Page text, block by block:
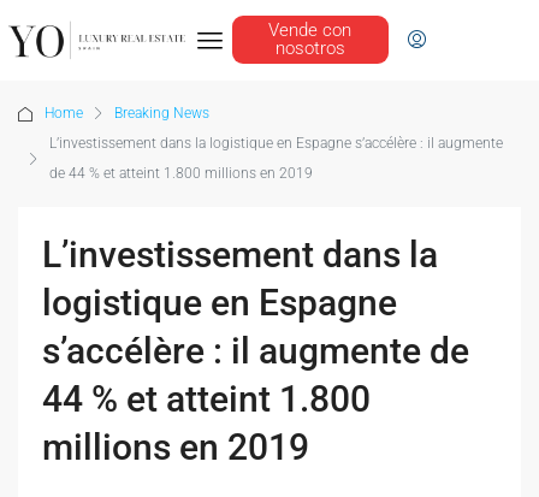
Vende con
nosotros
Home
Breaking News
L’investissement dans la logistique en Espagne s’accélère : il augmente
de 44 % et atteint 1.800 millions en 2019
L’investissement dans la
logistique en Espagne
s’accélère : il augmente de
44 % et atteint 1.800
millions en 2019